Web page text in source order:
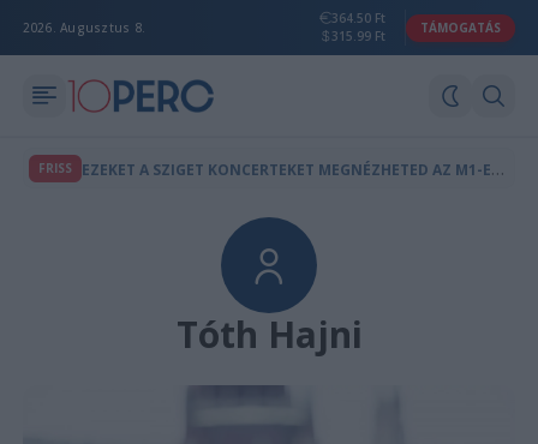
2026. Augusztus 8.
364.50 Ft
315.99 Ft
TÁMOGATÁS
FRISS E
ZEKET A SZIGET KONCERTEKET MEGNÉZHETED AZ M1-EN IS
Tóth Hajni